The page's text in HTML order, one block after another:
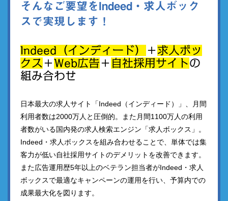
そんなご要望をIndeed・求人ボック
スで実現します！
Indeed（インディード） ＋求人ボッ
クス ＋Web広告＋ 自社採用サイトの
組み合わせ
日本最大の求人サイト「Indeed（インディード）」、月間
利用者数は2000万人と圧倒的。また月間1100万人の利用
者数がいる国内発の求人検索エンジン「求人ボックス」。
Indeed・求人ボックスを組み合わせることで、単体では集
客力が低い自社採用サイトのデメリットを改善できます。
また広告運用歴5年以上のベテラン担当者がIndeed・求人
ボックスで最適なキャンペーンの運用を行い、予算内での
成果最大化を図ります。